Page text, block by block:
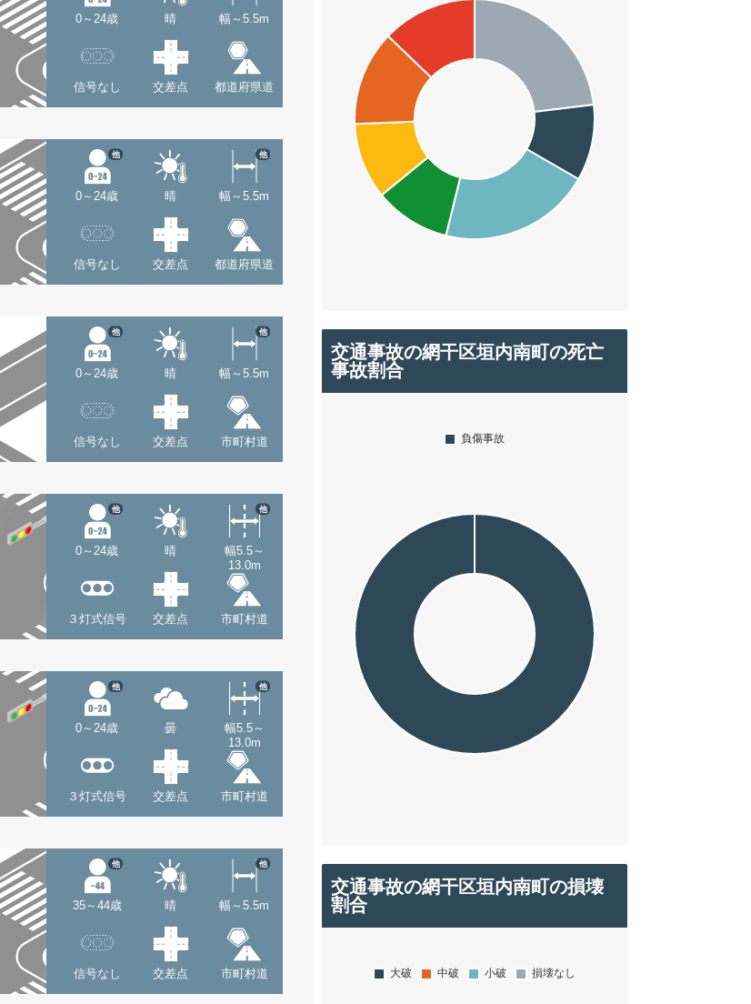
0～24歳 晴 幅～5.5m
信号なし 交差点 都道府県道
0～24歳
他
晴 幅～5.5m
他
信号なし 交差点 都道府県道
0～24歳
他
晴 幅～5.5m
他
信号なし 交差点 市町村道
0～24歳
他
晴
幅5.5～
13.0m
他
３灯式信号 交差点 市町村道
0～24歳
他
曇
幅5.5～
13.0m
他
３灯式信号 交差点 市町村道
35～44歳
他
晴 幅～5.5m
他
信号なし 交差点 市町村道
交通事故の網干区垣内南町の死亡
事故割合
交通事故の網干区垣内南町の損壊
割合